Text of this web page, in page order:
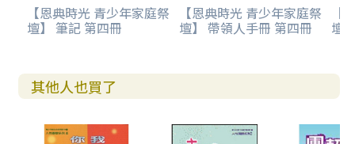
【恩典時光 青少年家庭祭
壇】 筆記 第四冊
【恩典時光 青少年家庭祭
壇】 帶領人手冊 第四冊
【
壇
其他人也買了